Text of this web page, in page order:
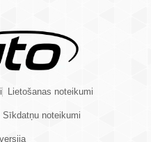
Lietošanas noteikumi
Sīkdatņu noteikumi